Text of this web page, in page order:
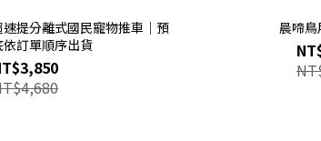
提分離式國民寵物推車｜預
訂單順序出貨
晨啼鳥